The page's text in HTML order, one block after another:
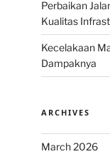
Perbaikan
Kualitas
Kecelakaan
Dampaknya
ARCHIVES
March 2026